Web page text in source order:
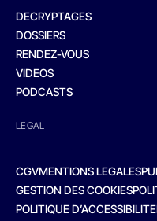
DECRYPTAGES
DOSSIERS
RENDEZ-VOUS
VIDEOS
PODCASTS
LEGAL
CGVMENTIONS LEGALES
GESTION DES COOKIES
POLITIQUE D’ACCESSIBILITE